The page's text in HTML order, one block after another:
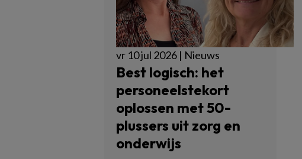
vr 10 jul 2026 | Nieuws
Best logisch: het
personeelstekort
oplossen met 50-
plussers uit zorg en
onderwijs